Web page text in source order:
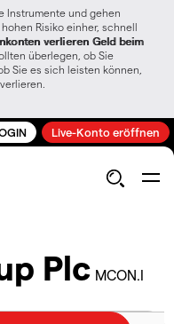
Instrumente und gehen
Risiko einher, schnell
verlieren Geld beim
überlegen, ob Sie
Sie es sich leisten können,
Live-Konto eröffnen
Plc MCON.I